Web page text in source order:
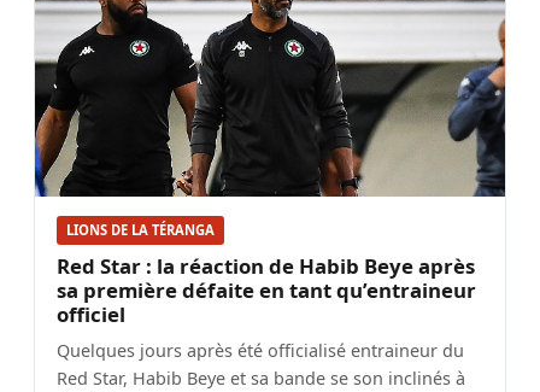
LIONS DE LA TÉRANGA
Red Star : la réaction de Habib Beye après
sa première défaite en tant qu’entraineur
officiel
Quelques jours après été officialisé entraineur du
Red Star, Habib Beye et sa bande se son inclinés à